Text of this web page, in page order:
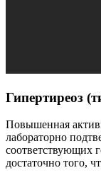
Гипертиреоз
Повышенная
лабораторно
соответствующих
достаточно того,